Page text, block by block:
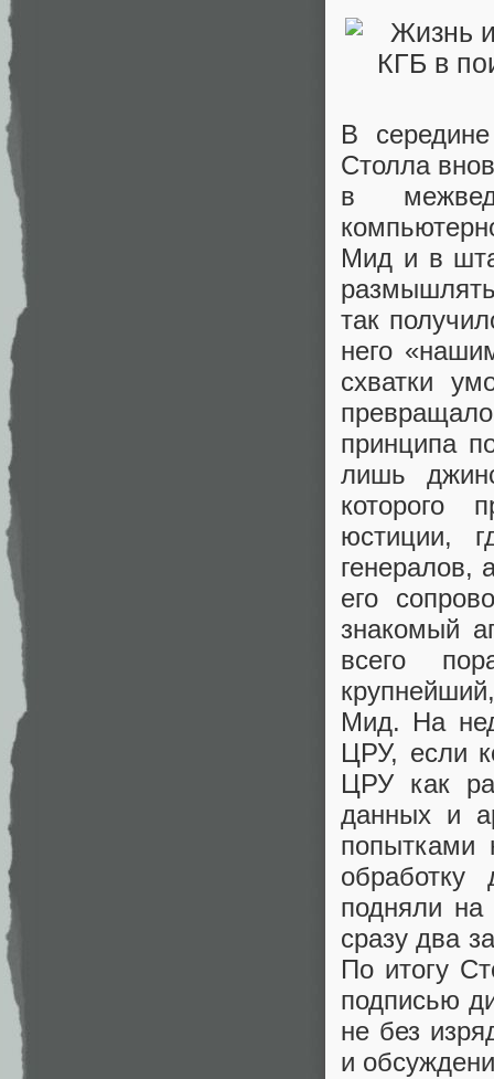
В
Столла
в
Мид и в
так
него
схватки
принципа
лишь
которого
юстиции,
генералов,
его
знакомый
всего
Мид. На
ЦРУ, если
ЦРУ как
данных и
попытками
обработку
подняли
сразу два
По итогу
подписью
не без
и